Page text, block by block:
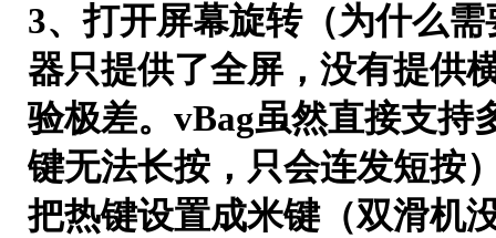
3、打开屏幕旋转（为什么
器只提供了全屏，没有提供
验极差。vBag虽然直接支持
键无法长按，只会连发短按
把热键设置成米键（双滑机